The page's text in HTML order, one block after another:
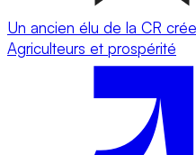
Un ancien élu de la CR
Agriculteurs et prospérité